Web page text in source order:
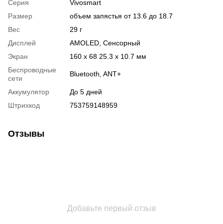
Серия
Vivosmart
Размер
объем запястья от 13.6 до 18.7
Вес
29 г
Дисплей
AMOLED Сенсорный
Экран
160 x 68 25.3 x 10.7 мм
Беспроводные
сети
Bluetooth ANT+
Аккумулятор
До 5 дней
Штрихкод
753759148959
Отзывы
Добавьте первый отзыв